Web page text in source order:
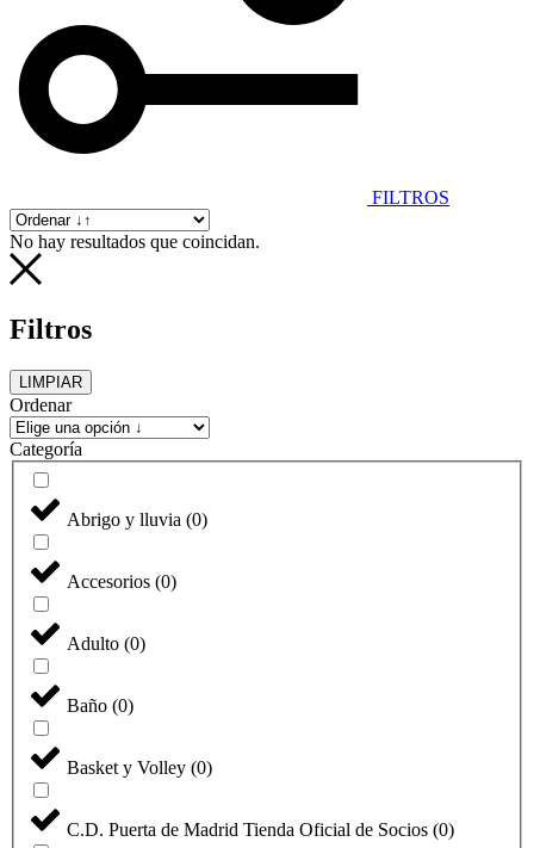
FILTROS
No hay resultados que coincidan.
Filtros
LIMPIAR
Ordenar
Categoría
Abrigo y lluvia (0)
Accesorios (0)
Adulto (0)
Baño (0)
Basket y Volley (0)
C.D. Puerta de Madrid Tienda Oficial de Socios (0)